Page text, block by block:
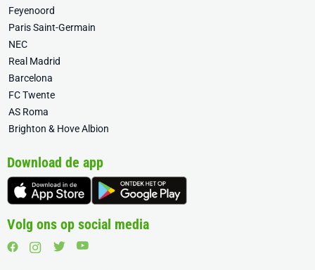
Feyenoord
Paris Saint-Germain
NEC
Real Madrid
Barcelona
FC Twente
AS Roma
Brighton & Hove Albion
Download de app
Volg ons op social media